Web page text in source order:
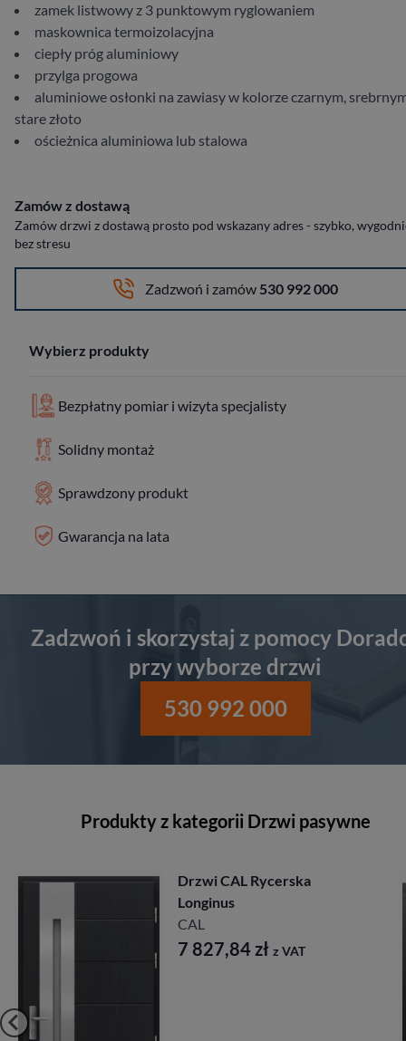
zamek listwowy z 3 punktowym ryglowaniem
maskownica termoizolacyjna
ciepły próg aluminiowy
przylga progowa
aluminiowe osłonki na zawiasy w kolorze czarnym,
stare złoto
ościeżnica aluminiowa lub stalowa
Zamów z dostawą
Zamów drzwi z dostawą prosto pod wskazany adres - szybko,
bez stresu
Zadzwoń i zamów 530 992 000
Wybierz produkty
Bezpłatny pomiar i wizyta specjalisty
Solidny montaż
Sprawdzony produkt
Gwarancja na lata
Zadzwoń i skorzystaj z pomocy
przy wyborze drzwi
530 992 000
Produkty z kategorii Drzwi pasywne
Drzwi CAL Rycerska
Longinus
CAL
7 827,84 zł z VAT